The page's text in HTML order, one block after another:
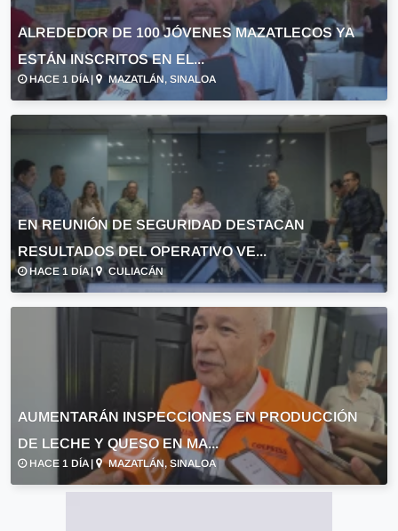
ALREDEDOR DE 100 JÓVENES MAZATLECOS YA
ESTÁN INSCRITOS EN EL...
HACE 1 DÍA | MAZATLÁN, SINALOA
EN REUNIÓN DE SEGURIDAD DESTACAN
RESULTADOS DEL OPERATIVO VE...
HACE 1 DÍA | CULIACÁN
AUMENTARÁN INSPECCIONES EN PRODUCCIÓN
DE LECHE Y QUESO EN MA...
HACE 1 DÍA | MAZATLÁN, SINALOA